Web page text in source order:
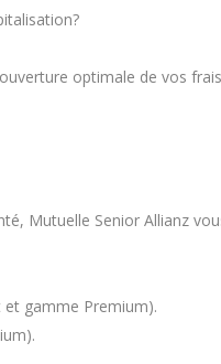
optimale de vos
Mutuelle Senior Allianz
gamme Premium).